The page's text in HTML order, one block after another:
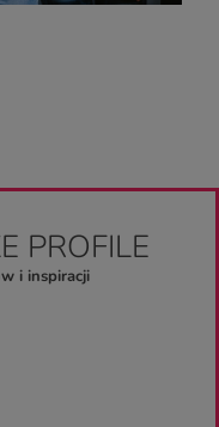
PROFILE
i inspiracji